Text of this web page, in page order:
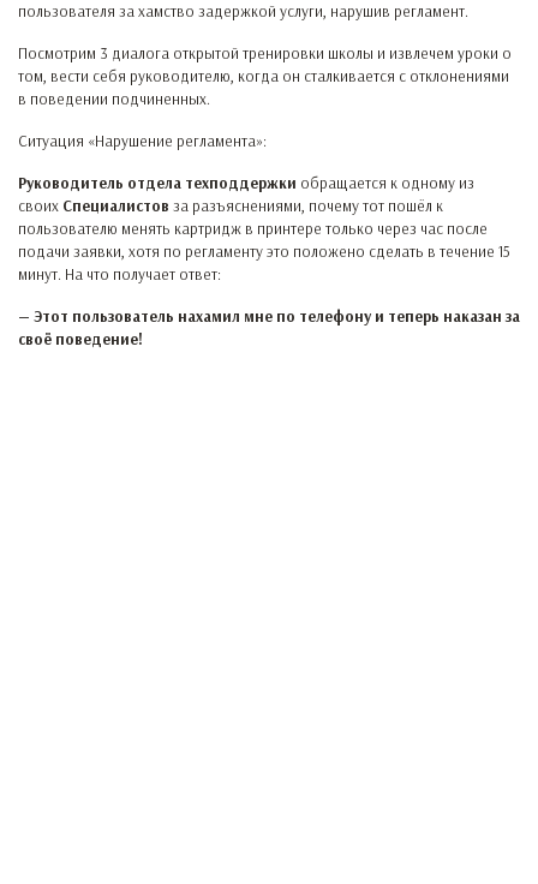
пользователя за хамство задержкой услуги, нарушив регламент.
Посмотрим 3 диалога открытой тренировки школы и извлечем уроки о
том, вести себя руководителю, когда он сталкивается с отклонениями
в поведении подчиненных.
Ситуация «Нарушение регламента»:
Руководитель отдела техподдержки обращается к одному из
своих Специалистов за разъяснениями, почему тот пошёл к
пользователю менять картридж в принтере только через час после
подачи заявки, хотя по регламенту это положено сделать в течение 15
минут. На что получает ответ:
— Этот пользователь нахамил мне по телефону и теперь наказан за
своё поведение!